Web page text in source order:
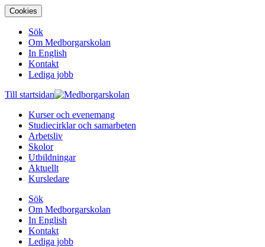
Cookies
Sök
Om Medborgarskolan
In English
Kontakt
Lediga jobb
Till startsidan
Kurser och evenemang
Studiecirklar och samarbeten
Arbetsliv
Skolor
Utbildningar
Aktuellt
Kursledare
Sök
Om Medborgarskolan
In English
Kontakt
Lediga jobb